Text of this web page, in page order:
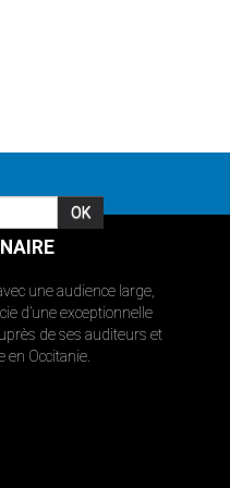
une audience large,
d’une exceptionnelle
de ses auditeurs et
en Occitanie.